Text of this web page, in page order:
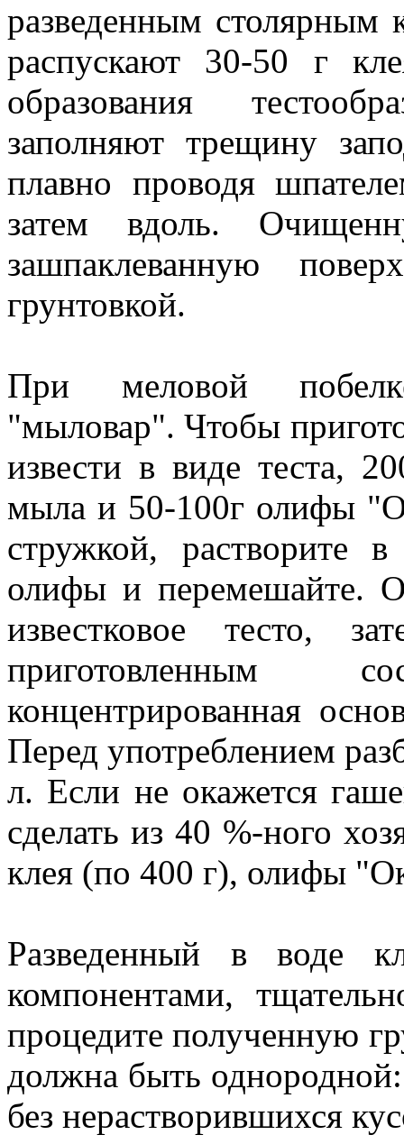
разведенным
распускают 30-50 г
образования
заполняют трещину
плавно проводя
затем вдоль.
зашпаклеванную
грунтовкой.
При меловой
"мыловар". Чтобы
извести в виде теста,
мыла и 50-100г олифы
стружкой, растворите
олифы и перемешайте.
известковое тесто,
приготовленным
концентрированная
Перед употреблением
л. Если не окажется
сделать из 40 %-ного
клея (по 400 г), олифы
Разведенный в воде
компонентами,
процедите полученную
должна быть однородной:
без нерастворившихся